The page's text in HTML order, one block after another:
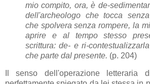
mio compito, ora, è de-
dell'archeologo che tocca
che spolvera senza rompere, la
aprire e al tempo stesso
scrittura: de- e ri-
che parte dal presente. (p. 204)
Il senso dell'operazione letteraria